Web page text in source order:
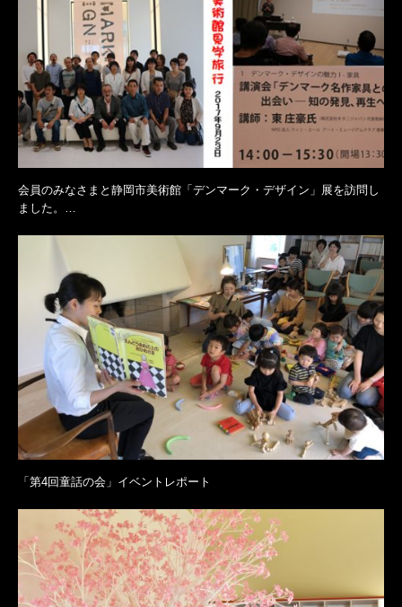
会員のみなさまと静岡市美術館「デンマーク・デザイン」展を訪問し
ました。…
「第4回童話の会」イベントレポート